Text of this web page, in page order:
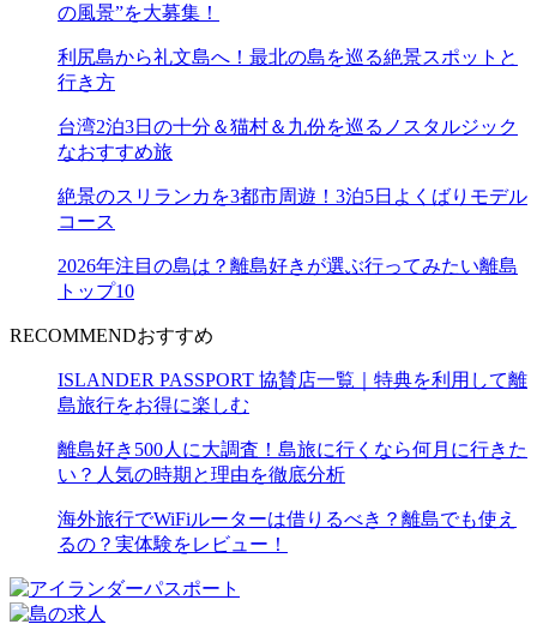
の風景”を大募集！
利尻島から礼文島へ！最北の島を巡る絶景スポットと
行き方
台湾2泊3日の十分＆猫村＆九份を巡るノスタルジック
なおすすめ旅
絶景のスリランカを3都市周遊！3泊5日よくばりモデル
コース
2026年注目の島は？離島好きが選ぶ行ってみたい離島
トップ10
RECOMMENDおすすめ
ISLANDER PASSPORT 協賛店一覧｜特典を利用して離
島旅行をお得に楽しむ
離島好き500人に大調査！島旅に行くなら何月に行きた
い？人気の時期と理由を徹底分析
海外旅行でWiFiルーターは借りるべき？離島でも使え
るの？実体験をレビュー！